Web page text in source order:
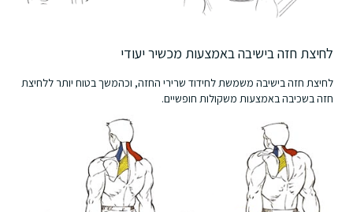
לחיצת חזה בישיבה באמצעות מכשיר יעודי
לחיצת חזה בישיבה משמשת לחידוד שרירי החזה, וכהמשך בטוח יותר ללחיצת
חזה בשכיבה באמצעות משקולות חופשיים.